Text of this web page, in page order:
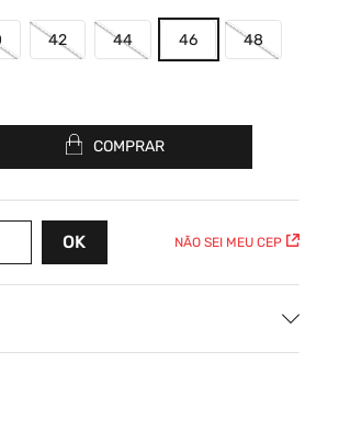
42 44 46 48
COMPRAR
NÃO SEI MEU CEP